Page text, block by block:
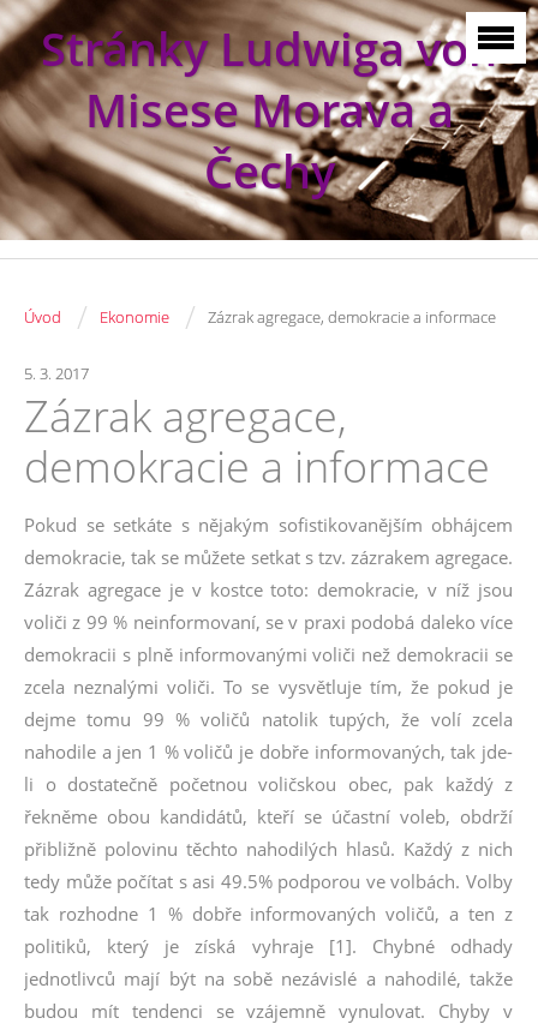
Stránky Ludwiga von
Misese Morava a
Čechy
Úvod / Ekonomie / Zázrak agregace, demokracie a informace
5. 3. 2017
Zázrak agregace,
demokracie a informace
Pokud se setkáte s nějakým sofistikovanějším obhájcem
demokracie, tak se můžete setkat s tzv. zázrakem agregace.
Zázrak agregace je v kostce toto: demokracie, v níž jsou
voliči z 99 % neinformovaní, se v praxi podobá daleko více
demokracii s plně informovanými voliči než demokracii se
zcela neznalými voliči. To se vysvětluje tím, že pokud je
dejme tomu 99 % voličů natolik tupých, že volí zcela
nahodile a jen 1 % voličů je dobře informovaných, tak jde-
li o dostatečně početnou voličskou obec, pak každý z
řekněme obou kandidátů, kteří se účastní voleb, obdrží
přibližně polovinu těchto nahodilých hlasů. Každý z nich
tedy může počítat s asi 49.5% podporou ve volbách. Volby
tak rozhodne 1 % dobře informovaných voličů, a ten z
politiků, který je získá vyhraje [1]. Chybné odhady
jednotlivců mají být na sobě nezávislé a nahodilé, takže
budou mít tendenci se vzájemně vynulovat. Chyby v